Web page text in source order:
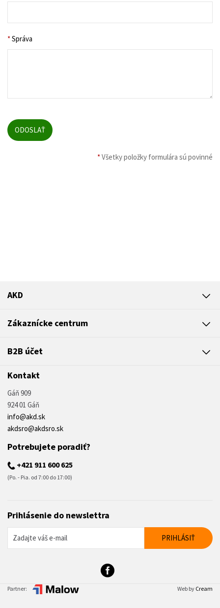
*Správa
*Všetky položky formulára sú povinné
AKD
Zákaznícke centrum
B2B účet
Kontakt
Gáň 909
924 01 Gáň
info@akd.sk
akdsro@akdsro.sk
Potrebujete poradiť?
+421 911 600 625
(Po. - Pia. od 7:00 do 17:00)
Prihlásenie do newslettra
Partner: Web by Cream